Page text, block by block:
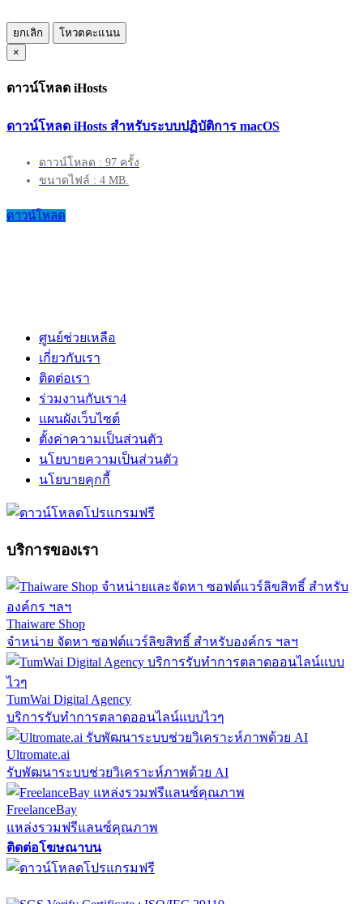
ยกเลิก
โหวตคะแนน
×
ดาวน์โหลด iHosts
ดาวน์โหลด iHosts สำหรับระบบปฏิบัติการ macOS
ดาวน์โหลด : 97 ครั้ง
ขนาดไฟล์ : 4 MB.
ดาวน์โหลด
ศูนย์ช่วยเหลือ
เกี่ยวกับเรา
ติดต่อเรา
ร่วมงานกับเรา4
แผนผังเว็บไซต์
ตั้งค่าความเป็นส่วนตัว
นโยบายความเป็นส่วนตัว
นโยบายคุกกี้
บริการของเรา
Thaiware Shop
จำหน่าย จัดหา ซอฟต์แวร์ลิขสิทธิ์ สำหรับองค์กร ฯลฯ
TumWai Digital Agency
บริการรับทำการตลาดออนไลน์แบบไวๆ
Ultromate.ai
รับพัฒนาระบบช่วยวิเคราะห์ภาพด้วย AI
FreelanceBay
แหล่งรวมฟรีแลนซ์คุณภาพ
ติดต่อโฆษณาบน